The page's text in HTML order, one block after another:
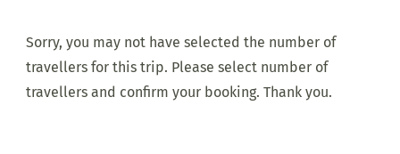
Sorry, you may not have selected the number of
travellers for this trip. Please select number of
travellers and confirm your booking. Thank you.